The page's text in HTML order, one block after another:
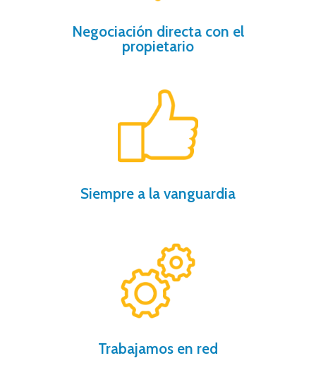
Negociación directa con el
propietario
por falta de comunicación entre
Siempre a la vanguardia
Te ahorramos tiempo y dinero gracias a
nuestros procedimientos, compruébalo.
Trabajamos en red
Más de 200 oficinas trabajando para ti
gracias a nuestro software inmobiliario.